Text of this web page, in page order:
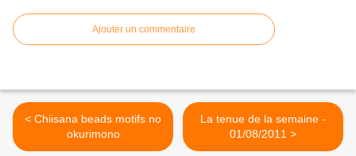
Ajouter un commentaire
< Chiisana beads motifs no
okurimono
La tenue de la semaine -
01/08/2011 >